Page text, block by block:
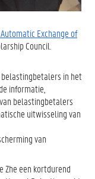
Exchange of
Council.
belastingbetalers in het
informatie,
belastingbetalers
uitwisseling van
van
Zhe een kortdurend